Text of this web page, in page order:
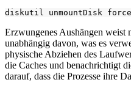
Erzwungenes Aushängen weist
unabhängig davon, was es
physische Abziehen des
die Caches und benachrichtigt
darauf, dass die Prozesse ihre